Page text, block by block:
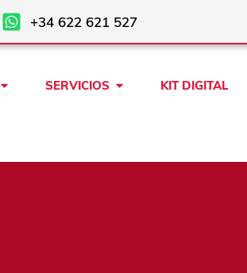
+34 622 621 527
Open SOBRE NOSOTROS
SERVICIOS Open SERVICIOS
KIT DIGITAL